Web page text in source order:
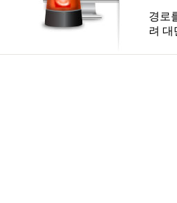
경로
려 대